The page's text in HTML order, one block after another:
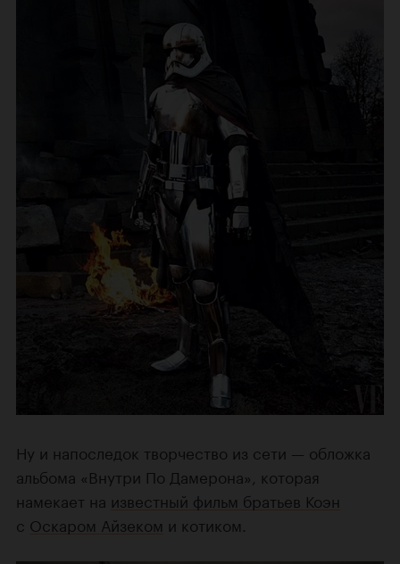
Ну и напоследок творчество из сети — обложка
альбома «Внутри По Дамерона», которая
намекает на известный фильм братьев Коэн
с Оскаром Айзеком и котиком.